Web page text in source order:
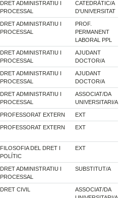
DRET ADMINISTRATIU I
PROCESSAL
CATEDRÀTIC/A
D'UNIVERSITAT
DRET ADMINISTRATIU I
PROCESSAL
PROF.
PERMANENT
LABORAL PPL
DRET ADMINISTRATIU I
PROCESSAL
AJUDANT
DOCTOR/A
DRET ADMINISTRATIU I
PROCESSAL
AJUDANT
DOCTOR/A
DRET ADMINISTRATIU I
PROCESSAL
ASSOCIAT/DA
UNIVERSITARI/A
PROFESSORAT EXTERN EXT
PROFESSORAT EXTERN EXT
FILOSOFIA DEL DRET I
POLÍTIC
EXT
DRET ADMINISTRATIU I
PROCESSAL
SUBSTITUT/A
DRET CIVIL
ASSOCIAT/DA